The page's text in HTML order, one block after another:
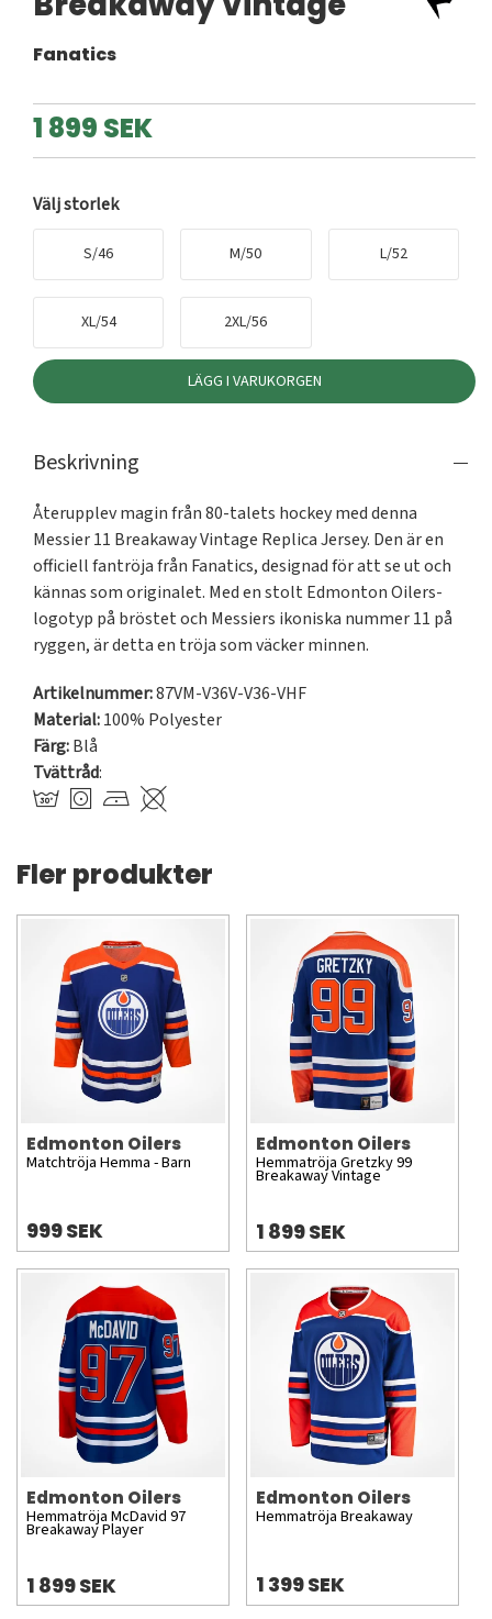
Fanatics
1 899 SEK
Välj storlek
S/46 M/50 L/52
XL/54 2XL/56
LÄGG I VARUKORGEN
Beskrivning
Återupplev magin från 80-talets hockey med denna
Messier 11 Breakaway Vintage Replica Jersey. Den är en
officiell fantröja från Fanatics, designad för att se ut och
kännas som originalet. Med en stolt Edmonton Oilers-
logotyp på bröstet och Messiers ikoniska nummer 11 på
ryggen, är detta en tröja som väcker minnen.
Artikelnummer:87VM-V36V-V36-VHF
Material:100% Polyester
Färg:Blå
Tvättråd:
Fler produkter
Edmonton Oilers
Matchtröja Hemma - Barn
999 SEK
Edmonton Oilers
Hemmatröja Gretzky 99
Breakaway Vintage
1 899 SEK
Edmonton Oilers
Hemmatröja McDavid 97
Breakaway Player
1 899 SEK
Edmonton Oilers
Hemmatröja Breakaway
1 399 SEK